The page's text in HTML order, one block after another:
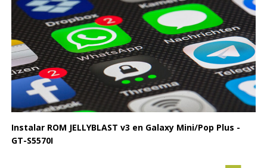
Instalar ROM JELLYBLAST v3 en Galaxy Mini/Pop Plus -
GT-S5570I